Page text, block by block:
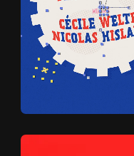
CLIEN
BLOG